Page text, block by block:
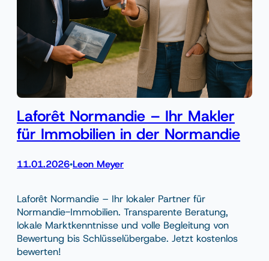
Laforêt Normandie – Ihr Makler
für Immobilien in der Normandie
11.01.2026•Leon Meyer
Laforêt Normandie – Ihr lokaler Partner für
Normandie-Immobilien. Transparente Beratung,
lokale Marktkenntnisse und volle Begleitung von
Bewertung bis Schlüsselübergabe. Jetzt kostenlos
bewerten!